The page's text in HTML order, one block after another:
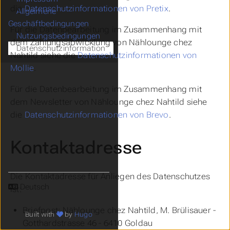
dieDatenschutzinformationen von Pretix.
Für die Datenbearbeitung im Zusammenhang mit
dem Zahlungsabwicklung von Nählounge chez
Nahtild siehe dieDatenschutzinformationen von
Mollie
Für die Datenbearbeitung im Zusammenhang mit
dem Newsletter von Nählounge chez Nahtild siehe
die Datenschutzinformationen von Brevo .
Kontaktadresse
Die Kontaktadresse für Anliegen des Datenschutzes
ist:
Briefpost: Nählounge chez Nahtild, M. Brülisauer -
Gotthardstrasse 46 - 6410 Goldau
Allgeimene
Geschäftbedingungen
Nutzungsbedingungen
Datenschutzinformation
Sprache
Built with by Hugo